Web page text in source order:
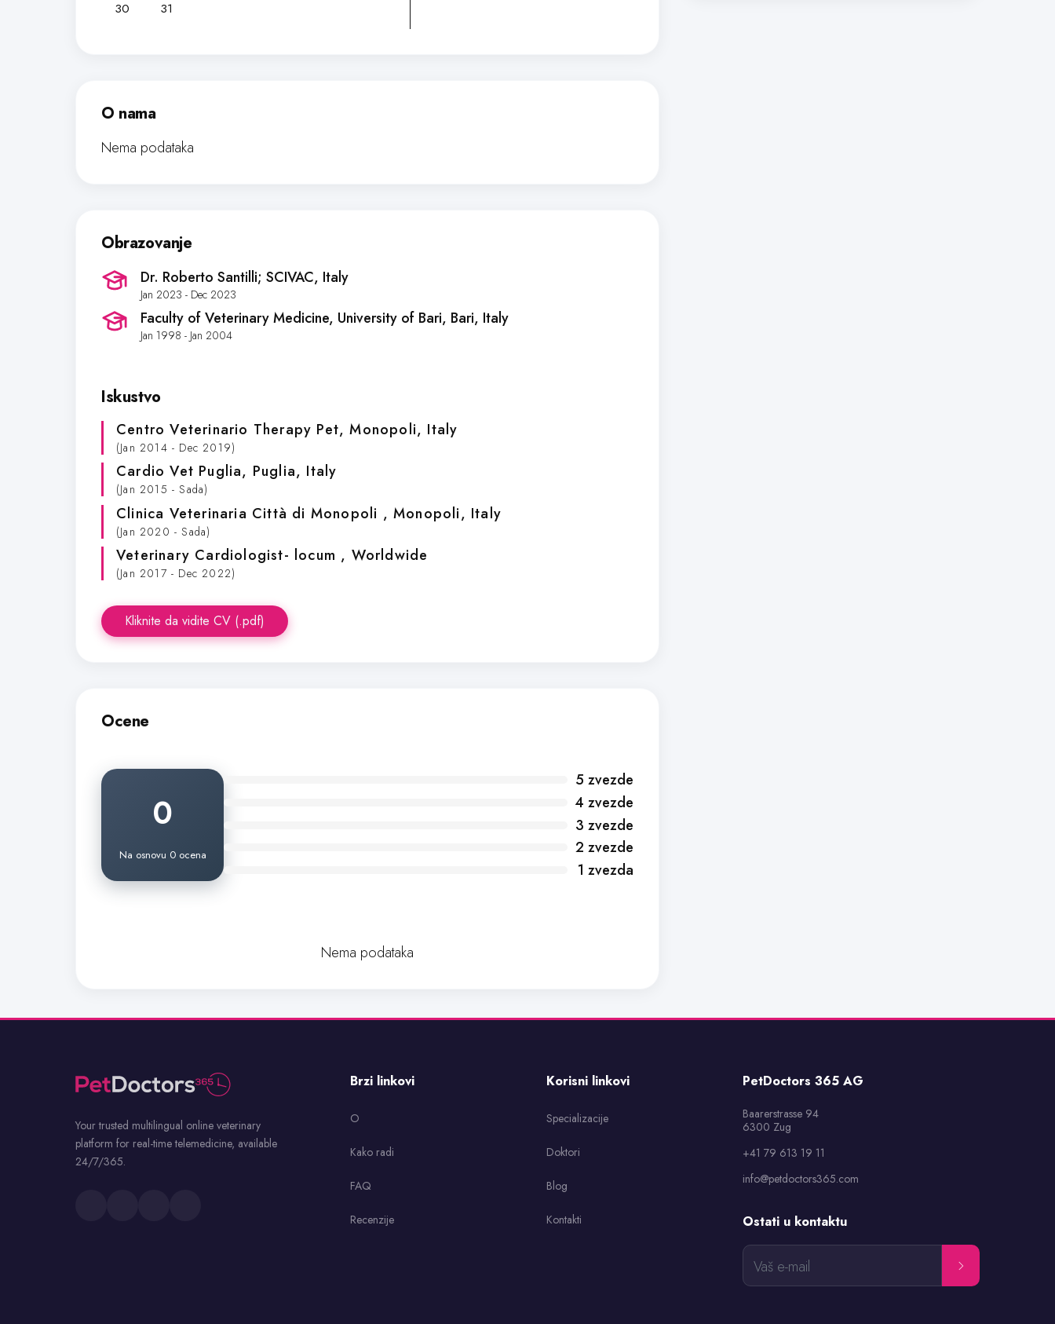
30 31
O nama
Nema podataka
Obrazovanje
Dr. Roberto Santilli; SCIVAC, Italy
Jan 2023 - Dec 2023
Faculty of Veterinary Medicine, University of Bari, Bari, Italy
Jan 1998 - Jan 2004
Iskustvo
Centro Veterinario Therapy Pet, Monopoli, Italy
(Jan 2014 - Dec 2019)
Cardio Vet Puglia, Puglia, Italy
(Jan 2015 - Sada)
Clinica Veterinaria Città di Monopoli , Monopoli, Italy
(Jan 2020 - Sada)
Veterinary Cardiologist- locum , Worldwide
(Jan 2017 - Dec 2022)
Kliknite da vidite CV (.pdf)
Ocene
0
Na osnovu 0 ocena
5 zvezde
4 zvezde
3 zvezde
2 zvezde
1 zvezda
Nema podataka
Your trusted multilingual online veterinary
platform for real-time telemedicine, available
24/7/365.
Brzi linkovi
O
Kako radi
FAQ
Recenzije
Korisni linkovi
Specializacije
Doktori
Blog
Kontakti
PetDoctors 365 AG
Baarerstrasse 94
6300 Zug
+41 79 613 19 11
info@petdoctors365.com
Ostati u kontaktu
Vaš e-mail